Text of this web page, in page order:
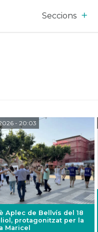
Seccions
Aplec de Bellvís del 18
protagonitzat per la
Maricel
- 20:03